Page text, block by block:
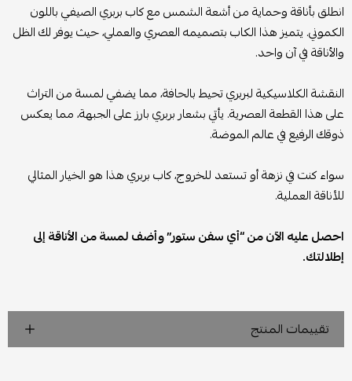
انطلق بأناقة وحماية من أشعة الشمس مع كاب بربري الصيفي باللون
الكموني. يتميز هذا الكاب بتصميمه العصري والعملي، حيث يوفر لك الظل
والأناقة في آن واحد.
النقشة الكلاسيكية لبربري تحيط بالحافة، مما يضفي لمسة من التراث
على هذا القطعة العصرية. يأتي بشعار بربري بارز على الجبهة، مما يعكس
ذوقك الرفيع في عالم الموضة.
سواء كنت في نزهة أو تستعد للخروج، كاب بربري هذا هو الخيار المثالي
للأناقة العملية.
احصل عليه الآن من “أي سفن ستور” وأضف لمسة من الأناقة إلى
إطلالتك.
تقييمات المنتج